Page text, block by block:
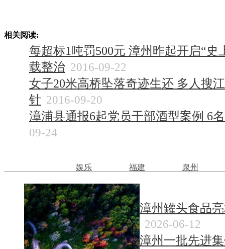
相关阅读:
每超标1吨罚500元 漳州昨起开启“史
载整治 2016-09-22
女子20米高桥坠落奇迹生还 多人搜
针 2016-09-20
漳浦县通报6起党员干部酒型案例 6
09-24
娱乐 福建 泉州
漳州罐头食品
2026-06-12
漳州一批先进